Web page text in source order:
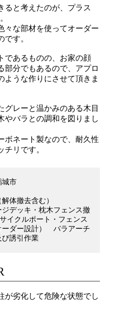
ると考えたのが、プラス
々な部材を使ってオーダー
です。
であるものの、お家の顔
部分でもあるので、アプロ
ような作りにさせて頂きま
グレーと温かみのある木目
やバラとの調和を図りまし
ボネート製なので、耐久性
リです。
市
体撤去含む）
デッキ・枕木フェンス撤
クルポート・フェンス
ーダー設計） バラアーチ
誘引作業
が劣化して危険な状態でし